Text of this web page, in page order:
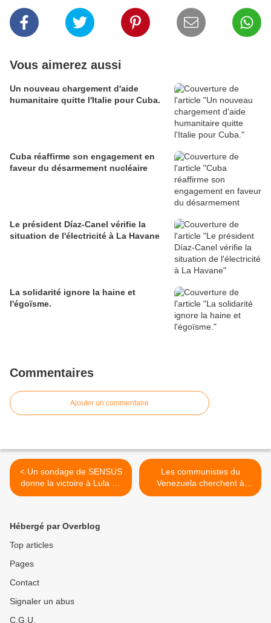
Vous aimerez aussi
Un nouveau chargement d'aide
humanitaire quitte l'Italie pour Cuba.
Cuba réaffirme son engagement en
faveur du désarmement nucléaire
Le président Díaz-Canel vérifie la
situation de l'électricité à La Havane
La solidarité ignore la haine et
l'égoïsme.
Commentaires
Ajouter un commentaire
< Un sondage de SENSUS
donne la victoire à Lula au
premier tour des
Les communistes du
Venezuela cherchent à
construire une alternative à
Hébergé par Overblog
Top articles
Pages
Contact
Signaler un abus
C.G.U.